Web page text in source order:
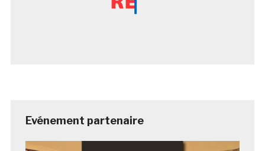
Evénement partenaire